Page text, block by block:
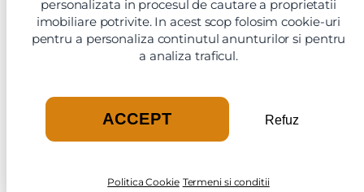
Sector 4, Bd. Metalurgiei, rond Metro Berceni, Parc
personalizata in procesul de cautare a proprietatii
imobiliare potrivite. In acest scop folosim cookie-uri
pentru a personaliza continutul anunturilor si pentru
a analiza traficul.
ACCEPT Refuz
Politica Cookie Termeni si conditii
Email